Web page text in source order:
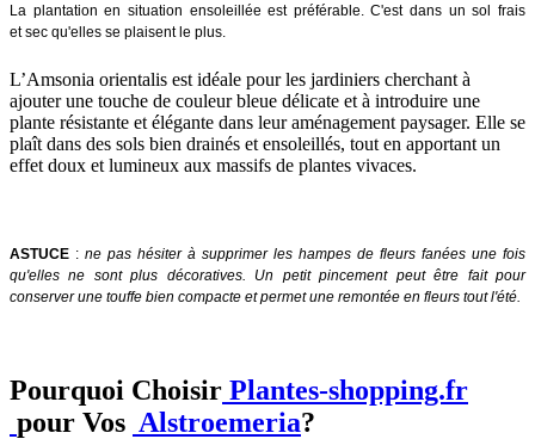
La plantation en situation ensoleillée est préférable. C'est dans un sol frais
et sec qu'elles se plaisent le plus.
L’Amsonia orientalis est idéale pour les jardiniers cherchant à
ajouter une touche de couleur bleue délicate et à introduire une
plante résistante et élégante dans leur aménagement paysager. Elle se
plaît dans des sols bien drainés et ensoleillés, tout en apportant un
effet doux et lumineux aux massifs de plantes vivaces.
ASTUCE : ne pas hésiter à supprimer les hampes de fleurs fanées une fois
qu'elles ne sont plus décoratives. Un petit pincement peut être fait pour
conserver une touffe bien compacte et permet une remontée en fleurs tout l'été.
Pourquoi Choisir Plantes-shopping.fr
pour Vos Alstroemeria?